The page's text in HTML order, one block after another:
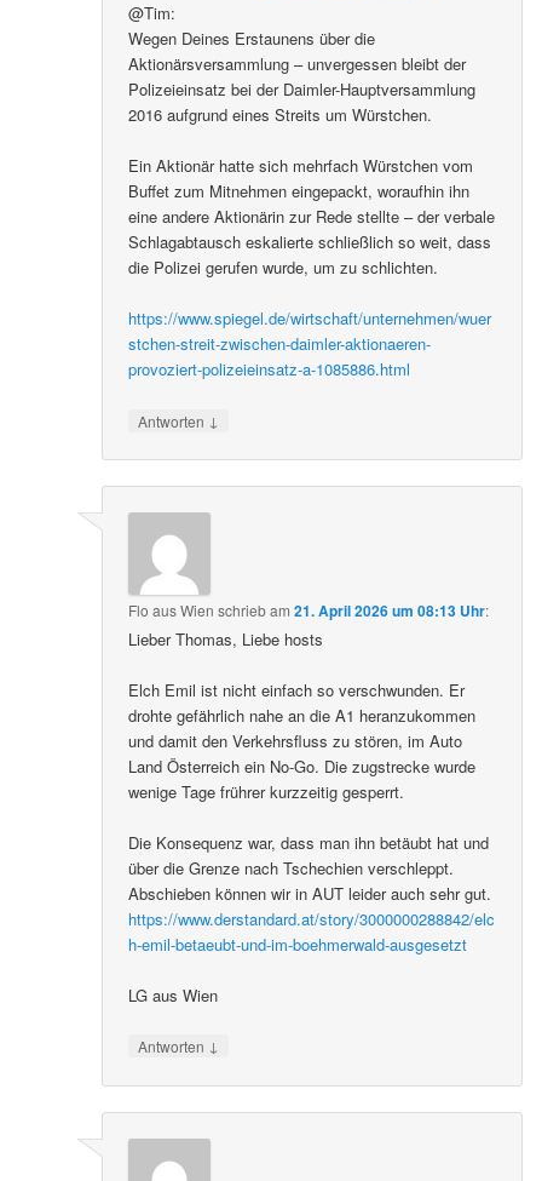
@Tim:
Wegen Deines Erstaunens über die
Aktionärsversammlung – unvergessen bleibt der
Polizeieinsatz bei der Daimler-Hauptversammlung
2016 aufgrund eines Streits um Würstchen.
Ein Aktionär hatte sich mehrfach Würstchen vom
Buffet zum Mitnehmen eingepackt, woraufhin ihn
eine andere Aktionärin zur Rede stellte – der verbale
Schlagabtausch eskalierte schließlich so weit, dass
die Polizei gerufen wurde, um zu schlichten.
https://www.spiegel.de/wirtschaft/unternehmen/wuer
stchen-streit-zwischen-daimler-aktionaeren-
provoziert-polizeieinsatz-a-1085886.html
Antworten ↓
Flo aus Wien schriebam21. April 2026 um 08:13 Uhr:
Lieber Thomas, Liebe hosts
Elch Emil ist nicht einfach so verschwunden. Er
drohte gefährlich nahe an die A1 heranzukommen
und damit den Verkehrsfluss zu stören, im Auto
Land Österreich ein No-Go. Die zugstrecke wurde
wenige Tage frührer kurzzeitig gesperrt.
Die Konsequenz war, dass man ihn betäubt hat und
über die Grenze nach Tschechien verschleppt.
Abschieben können wir in AUT leider auch sehr gut.
https://www.derstandard.at/story/3000000288842/elc
h-emil-betaeubt-und-im-boehmerwald-ausgesetzt
LG aus Wien
Antworten ↓